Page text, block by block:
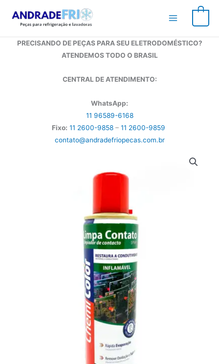
para
conteúdo
PRECISANDO DE PEÇAS PARA SEU ELETRODOMÉSTICO?
ATENDEMOS TODO O BRASIL
CENTRAL DE ATENDIMENTO:
WhatsApp:
11 96589-6168
Fixo: 11 2600-9858 – 11 2600-9859
contato@andradefriopecas.com.br